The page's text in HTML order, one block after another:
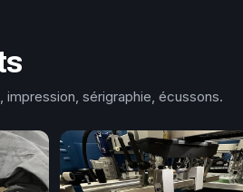
sérigraphie, écussons.